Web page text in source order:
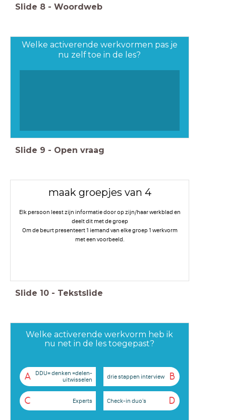
Slide 8 - Woordweb
Welke activerende werkvormen pas je
nu zelf toe in de les?
Slide 9 - Open vraag
maak groepjes van 4
Elk persoon leest zijn informatie door op zijn/haar werkblad en
deelt dit met de groep
Om de beurt presenteert 1 iemand van elke groep 1 werkvorm
met een voorbeeld.
Slide 10 - Tekstslide
Welke activerende werkvorm heb ik
nu net in de les toegepast?
A
DDU= denken =delen-
uitwisselen
B
drie stappen interview
C Experts D
Check-in duo's